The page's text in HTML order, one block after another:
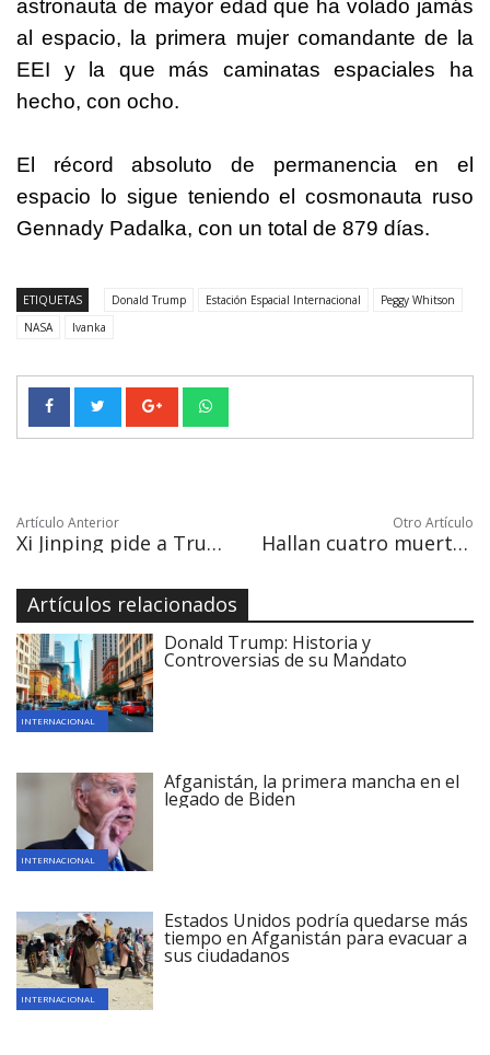
astronauta de mayor edad que ha volado jamás
al espacio, la primera mujer comandante de la
EEI y la que más caminatas espaciales ha
hecho, con ocho.
El récord absoluto de permanencia en el
espacio lo sigue teniendo el cosmonauta ruso
Gennady Padalka, con un total de 879 días.
ETIQUETAS Donald Trump Estación Espacial Internacional
Peggy Whitson
NASA
Ivanka
Artículo Anterior
Xi Jinping pide a Trump contención ante nuevas tensiones en Corea del Norte
Otro Artículo
Hallan cuatro muertos con señales de asfixia y tortura en el sur de México
Artículos relacionados
INTERNACIONAL
Donald Trump: Historia y
Controversias de su Mandato
INTERNACIONAL
Afganistán, la primera mancha en el
legado de Biden
INTERNACIONAL
Estados Unidos podría quedarse más
tiempo en Afganistán para evacuar a
sus ciudadanos